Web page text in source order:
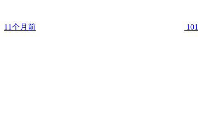
11个月前 101